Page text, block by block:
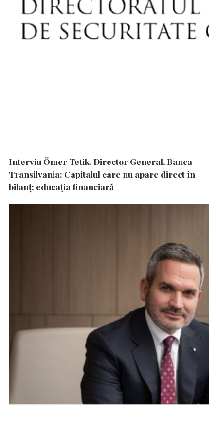
Interviu Ömer Tetik, Director General, Banca
Transilvania: Capitalul care nu apare direct în
bilanț: educația financiară